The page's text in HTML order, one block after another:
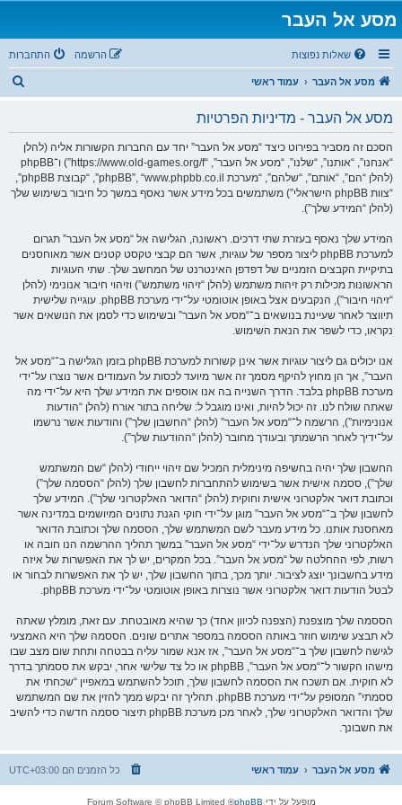
מסע אל העבר
שאלות נפוצות התחברות הרשמה
מסע אל העבר עמוד ראשי
מסע אל העבר - מדיניות הפרטיות
הסכם זה מסביר בפירוט כיצד “מסע אל העבר” יחד עם החברות הקשורות אליה (להלן
“אנחנו”, “אותנו”, “שלנו”, “מסע אל העבר”, “https://www.old-games.org/f”) ו־phpBB
(להלן “הם”, “אותם”, “שלהם”, “מערכת phpBB”, “www.phpbb.co.il”, “קבוצת phpBB”,
“צוות phpBB הישראלי”) משתמשים בכל מידע אשר נאסף במשך כל חיבור בשימוש שלך
(להלן “המידע שלך”).
המידע שלך נאסף בעזרת שתי דרכים. ראשונה, הגלישה אל “מסע אל העבר” תגרום
למערכת phpBB ליצור מספר של עוגיות, אשר הם קבצי טקסט קטנים אשר מאוחסנים
בתיקיית הקבצים הזמניים של דפדפן האינטרנט של המחשב שלך. שתי העוגיות
הראשונות מכילות רק זיהות משתמש (להלן “זיהוי משתמש”) וזיהוי חיבור אנונימי (להלן
“זיהוי חיבור”), הנקבעים אצל באופן אוטומטי על־ידי מערכת phpBB. עוגייה שלישית
תיווצר לאחר שעיינת בנושאים ב־“מסע אל העבר” ובשימוש כדי לסמן את הנושאים אשר
נקראו, כדי לשפר את הנאת השימוש.
אנו יכולים גם ליצור עוגיות אשר אינן קשורות למערכת phpBB בזמן הגלישה ב־“מסע אל
העבר”, אך הן מחוץ להיקף מסמך זה אשר מיועד לכסות על העמודים אשר נוצרו על־ידי
מערכת phpBB בלבד. הדרך השנייה בה אנו אוספים את המידע שלך היא על־ידי מה
שאתה שולח לנו. זה יכול להיות, ואינו מוגבל ל: שליחה בתור אורח (להלן “הודעות
אנונימיות”), הרשמה ל־“מסע אל העבר” (להלן “החשבון שלך”) והודעות אשר נרשמו
על־ידיך לאחר הרשמתך ובעודך מחובר (להלן “ההודעות שלך”).
החשבון שלך יהיה בחשיפה מינימלית המכיל שם זיהוי ייחודי (להלן “שם המשתמש
שלך”), ססמה אישית אשר בשימוש להתחברות לחשבון שלך (להלן “הססמה שלך”)
וכתובת דואר אלקטרוני אישית וחוקית (להלן “הדואר האלקטרוני שלך”). המידע שלך
לחשבון שלך ב־“מסע אל העבר” מוגן על־ידי חוקי הגנת נתונים המיושמים במדינה אשר
מאחסנת אותנו. כל מידע מעבר לשם המשתמש שלך, הססמה שלך וכתובת הדואר
האלקטרוני שלך הנדרש על־ידי “מסע אל העבר” במשך תהליך ההרשמה הנו חובה או
רשות, לפי ההחלטה של “מסע אל העבר”. בכל המקרים, יש לך את האפשרות של איזה
מידע בחשבונך יוצג לציבור. יותך מכך, בתוך החשבון שלך, יש לך את האפשרות לבחור או
לבטל הודעות דואר אלקטרוני אשר נוצרות באופן אוטומטי על־ידי מערכת phpBB.
הססמה שלך מוצפנת (הצפנה לכיוון אחד) כך שהיא מאובטחת. עם זאת, מומלץ שאתה
לא תבצע שימוש חוזר באותה הססמה במספר אתרים שונים. הססמה שלך היא האמצעי
לגישה לחשבון שלך ב־“מסע אל העבר”, אז אנא שמור עליה בבטחה ותחת שום מצב שבו
מישהו הקשור ל־“מסע אל העבר”, phpBB או כל צד שלישי אחר, יבקש את ססמתך בדרך
לא חוקית. אם תשכח את הססמה לחשבון שלך, תוכל להשתמש במאפיין “שכחתי את
ססמתי” המסופק על־ידי מערכת phpBB. תהליך זה יבקש ממך להזין את שם המשתמש
שלך והדואר האלקטרוני שלך, לאחר מכן מערכת phpBB תיצור ססמה חדשה כדי להשיב
את חשבונך.
מסע אל העבר עמוד ראשי כל הזמנים הם UTC+03:00
מופעל על ידי phpBB
® Forum Software © phpBB Limited